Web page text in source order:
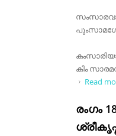
കിം
Read
രംഗം